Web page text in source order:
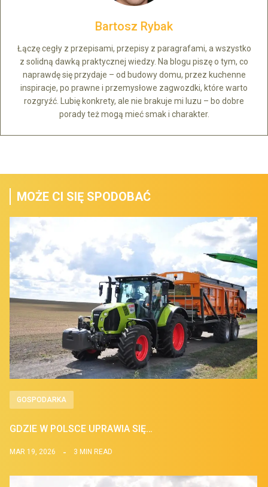
Bartosz Rybak
Łączę cegły z przepisami, przepisy z paragrafami, a wszystko
z solidną dawką praktycznej wiedzy. Na blogu piszę o tym, co
naprawdę się przydaje – od budowy domu, przez kuchenne
inspiracje, po prawne i przemysłowe zagwozdki, które warto
rozgryźć. Lubię konkrety, ale nie brakuje mi luzu – bo dobre
porady też mogą mieć smak i charakter.
MOŻE CI SIĘ SPODOBAĆ
GOSPODARKA
GDZIE W POLSCE UPRAWIA SIĘ…
MAR 19, 2026 3 MIN READ